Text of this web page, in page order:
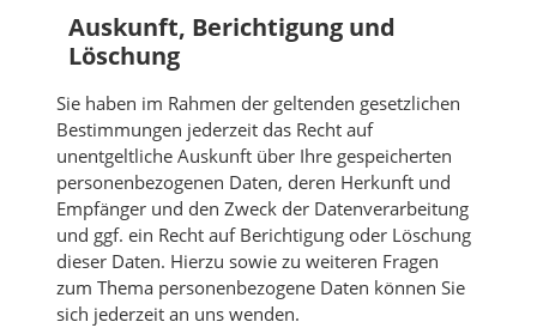
Auskunft, Berichtigung und
Löschung
Sie haben im Rahmen der geltenden gesetzlichen
Bestimmungen jederzeit das Recht auf
unentgeltliche Auskunft über Ihre gespeicherten
personenbezogenen Daten, deren Herkunft und
Empfänger und den Zweck der Datenverarbeitung
und ggf. ein Recht auf Berichtigung oder Löschung
dieser Daten. Hierzu sowie zu weiteren Fragen
zum Thema personenbezogene Daten können Sie
sich jederzeit an uns wenden.